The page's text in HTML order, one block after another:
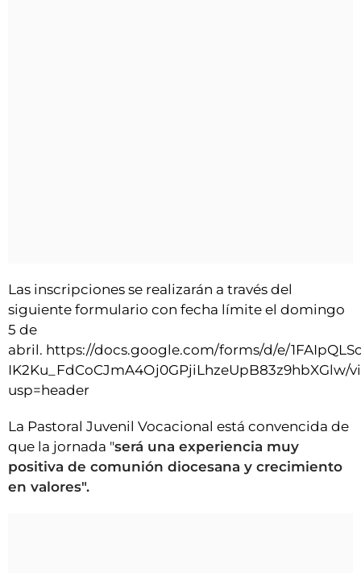
Las inscripciones se realizarán a través del
siguiente formulario con fecha límite el domingo
5 de
abril. https://docs.google.com/forms/d/e/
IK2Ku_FdCoCJmA4Oj0GPjiLhzeUpB83z9hbXGlw/
usp=header
La Pastoral Juvenil Vocacional está convencida de
que la jornada "será una experiencia muy
positiva de comunión diocesana y crecimiento
en valores".